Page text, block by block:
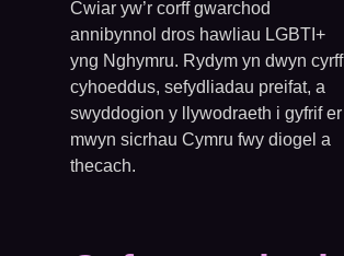
Cwiar yw’r corff gwarchod
annibynnol dros hawliau LGBTI+
yng Nghymru. Rydym yn dwyn cyrff
cyhoeddus, sefydliadau preifat, a
swyddogion y llywodraeth i gyfrif er
mwyn sicrhau Cymru fwy diogel a
thecach.